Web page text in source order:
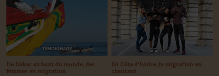
TÉMOIGNAGE
De Dakar au bout du monde, des
femmes en migration
En Côte d’Ivoire, la migration en
chantant